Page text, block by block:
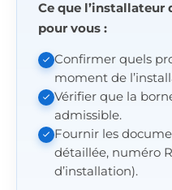
Ce que l’installateur
pour vous :
Confirmer quels
moment de
Vérifier que la
admissible.
Fournir les
détaillée, numéro
d’installation).